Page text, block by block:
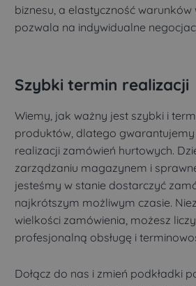
biznesu, a elastyczność warunków
pozwala na indywidualne
Szybki termin realizacji
Wiemy, jak ważny jest szybki i
produktów, dlatego
realizacji zamówień hurtowych.
zarządzaniu magazynem i
jesteśmy w stanie dostarczyć
najkrótszym możliwym czasie.
wielkości zamówienia, możesz
profesjonalną obsługę i
Dołącz do nas i zmień podkładki